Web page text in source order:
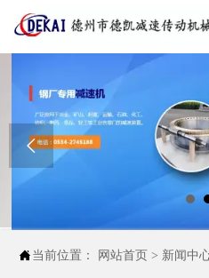

 当前位置： 网站首页 > 新闻中